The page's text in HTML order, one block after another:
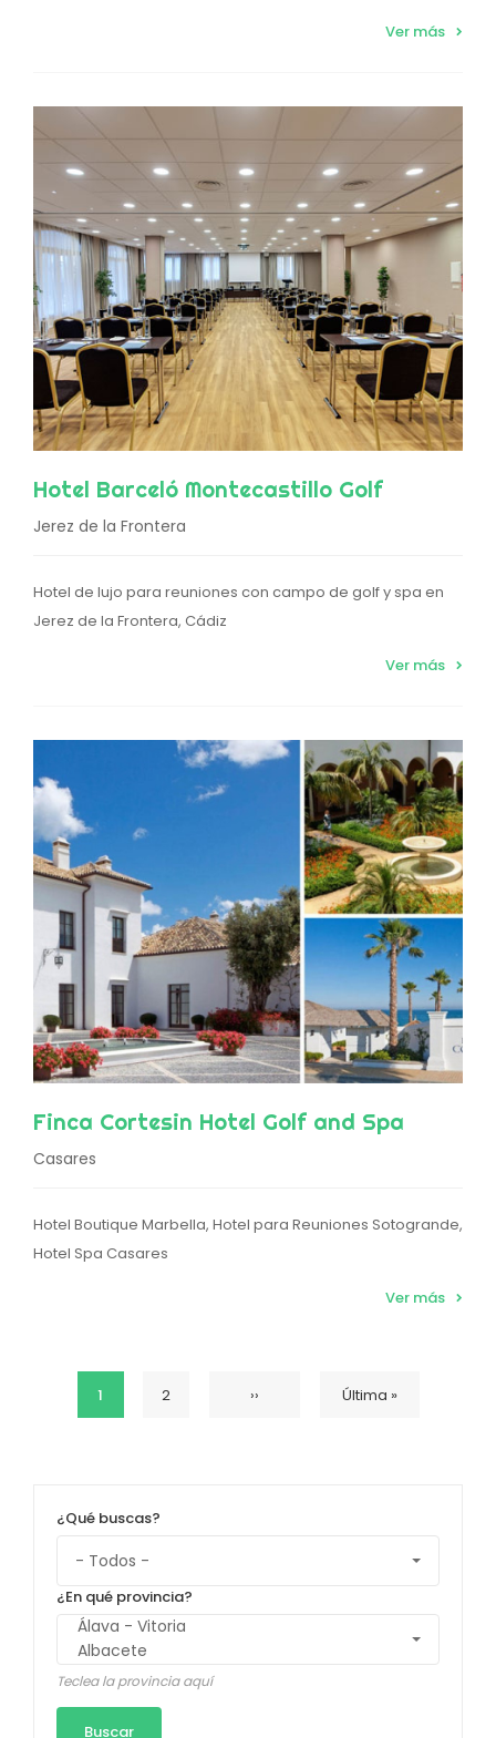
Ver más
Hotel Barceló Montecastillo Golf
Jerez de la Frontera
Hotel de lujo para reuniones con campo de golf y spa en
Jerez de la Frontera, Cádiz
Ver más
Finca Cortesin Hotel Golf and Spa
Casares
Hotel Boutique Marbella, Hotel para Reuniones Sotogrande,
Hotel Spa Casares
Ver más
PaginaciónPágina
1 Página
2 Siguiente
›› Última
Última »
¿Qué buscas?
¿En qué provincia?
Teclea la provincia aquí